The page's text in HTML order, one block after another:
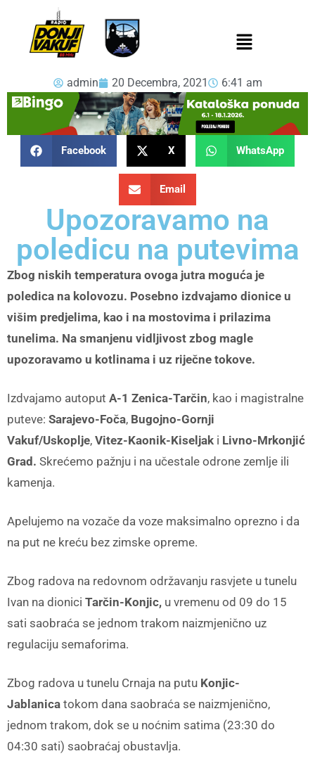
admin 20 Decembra, 2021 6:41 am
Facebook X WhatsApp
Email
Upozoravamo na
poledicu na putevima
Zbog niskih temperatura ovoga jutra moguća je
poledica na kolovozu. Posebno izdvajamo dionice u
višim predjelima, kao i na mostovima i prilazima
tunelima. Na smanjenu vidljivost zbog magle
upozoravamo u kotlinama i uz riječne tokove.
Izdvajamo autoput A-1 Zenica-Tarčin, kao i magistralne
puteve: Sarajevo-Foča, Bugojno-Gornji
Vakuf/Uskoplje, Vitez-Kaonik-Kiseljak i Livno-Mrkonjić
Grad. Skrećemo pažnju i na učestale odrone zemlje ili
kamenja.
Apelujemo na vozače da voze maksimalno oprezno i da
na put ne kreću bez zimske opreme.
Zbog radova na redovnom održavanju rasvjete u tunelu
Ivan na dionici Tarčin-Konjic, u vremenu od 09 do 15
sati saobraća se jednom trakom naizmjenično uz
regulaciju semaforima.
Zbog radova u tunelu Crnaja na putu Konjic-
Jablanica tokom dana saobraća se naizmjenično,
jednom trakom, dok se u noćnim satima (23:30 do
04:30 sati) saobraćaj obustavlja.